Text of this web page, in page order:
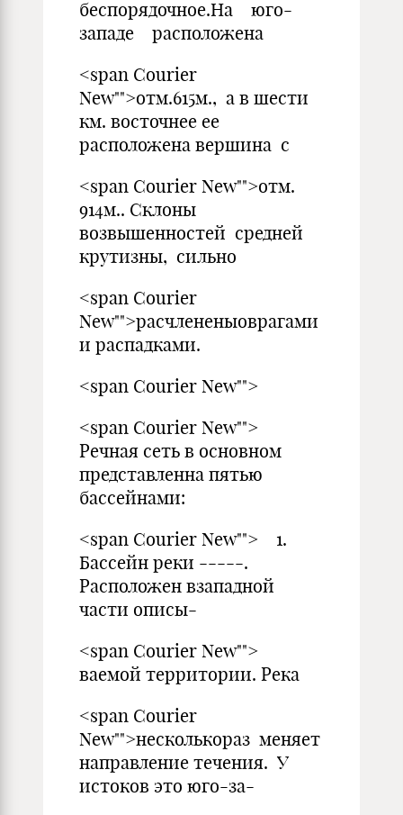
беспорядочное.На юго-
западе расположена
<span Courier
New"">отм.615м., а в шести
км. восточнее ее
расположена вершина с
<span Courier New"">отм.
914м.. Склоны
возвышенностей средней
крутизны, сильно
<span Courier
New"">расчлененыоврагами
и распадками.
<span Courier New"">
<span Courier New"">
Речная сеть в основном
представленна пятью
бассейнами:
<span Courier New""> 1.
Бассейн реки -----.
Расположен взападной
части описы-
<span Courier New"">
ваемой территории. Река
<span Courier
New"">несколькораз меняет
направление течения. У
истоков это юго-за-